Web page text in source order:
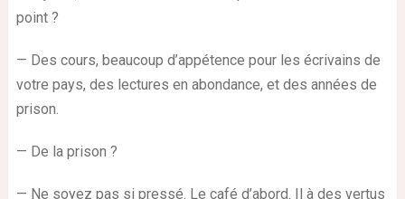
point ?
— Des cours, beaucoup d’appétence pour les écrivains de
votre pays, des lectures en abondance, et des années de
prison.
— De la prison ?
— Ne soyez pas si pressé. Le café d’abord. Il à des vertus